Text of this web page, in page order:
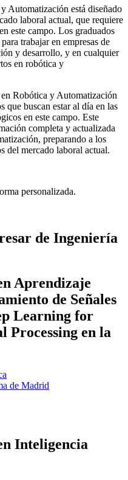
Automatización está diseñado
laboral actual, que requiere
este campo. Los graduados
trabajar en empresas de
y desarrollo, y en cualquier
en robótica y
Robótica y Automatización
que buscan estar al día en las
en este campo. Este
completa y actualizada
preparando a los
del mercado laboral actual.
personalizada.
de Ingeniería
Aprendizaje
de Señales
Learning for
Processing en la
de Madrid
Inteligencia